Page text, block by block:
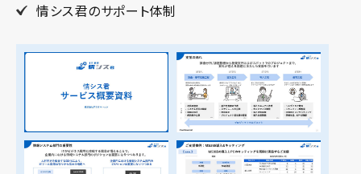
情シス君のサポート体制